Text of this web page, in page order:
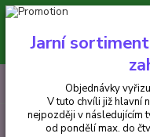
Minimální hodnota
V tuto chvíli již hlavní nápor
nejpozději v následujícím
vyřizujeme
+420 602 223 614
Jarní
Objednávky
V tuto chvíli již hlavní
nejpozději v následujícím
od pondělí max. do